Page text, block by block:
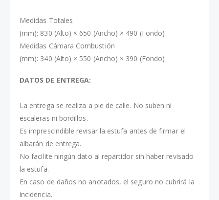
Medidas Totales
(mm): 830 (Alto) × 650 (Ancho) × 490 (Fondo)
Medidas Cámara Combustión
(mm): 340 (Alto) × 550 (Ancho) × 390 (Fondo)
DATOS DE ENTREGA:
La entrega se realiza a pie de calle. No suben ni
escaleras ni bordillos.
Es imprescindible revisar la estufa antes de firmar el
albarán de entrega.
No facilite ningún dato al repartidor sin haber revisado
la estufa.
En caso de daños no anotados, el seguro no cubrirá la
incidencia.